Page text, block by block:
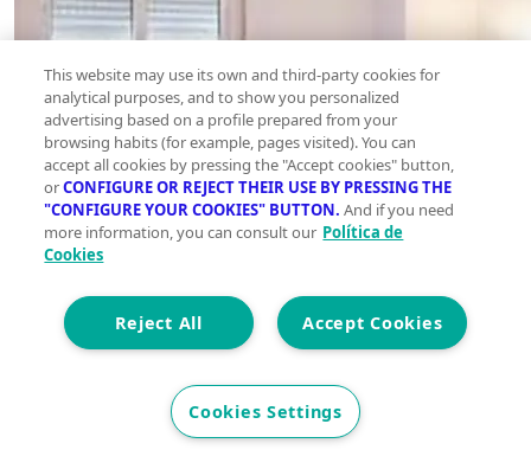
This website may use its own and third-party cookies for
analytical purposes, and to show you personalized
advertising based on a profile prepared from your
browsing habits (for example, pages visited). You can
accept all cookies by pressing the "Accept cookies" button,
orCONFIGURE OR REJECT THEIR USE BY PRESSING THE
"CONFIGURE YOUR COOKIES" BUTTON. And if you need
more information, you can consult our Política de
Cookies
Accept Cookies
Reject All
Cookies Settings